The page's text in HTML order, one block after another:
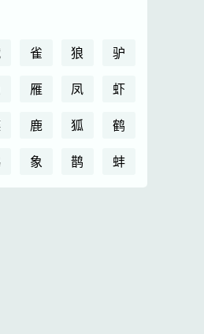
雀 狼
驴
雁 凤
虾
鹿 狐
鹤
象 鹊 蚌